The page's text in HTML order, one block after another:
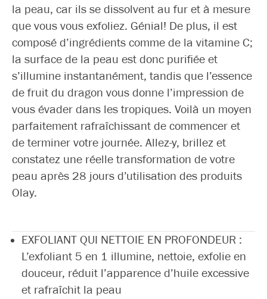
la peau, car ils se dissolvent au fur et à mesure
que vous vous exfoliez. Génial! De plus, il est
composé d’ingrédients comme de la vitamine C;
la surface de la peau est donc purifiée et
s’illumine instantanément, tandis que l’essence
de fruit du dragon vous donne l’impression de
vous évader dans les tropiques. Voilà un moyen
parfaitement rafraîchissant de commencer et
de terminer votre journée. Allez-y, brillez et
constatez une réelle transformation de votre
peau après 28 jours d’utilisation des produits
Olay.
EXFOLIANT QUI NETTOIE EN PROFONDEUR :
L’exfoliant 5 en 1 illumine, nettoie, exfolie en
douceur, réduit l’apparence d’huile excessive
et rafraîchit la peau